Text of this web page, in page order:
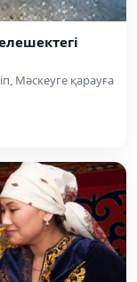
Мәскеуге қарауға